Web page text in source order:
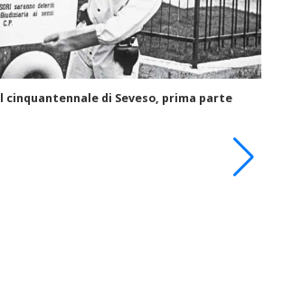
il cinquantennale di Seveso, prima parte